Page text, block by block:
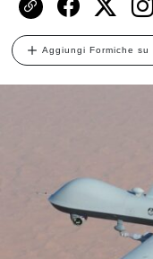
Aggiungi Formiche su